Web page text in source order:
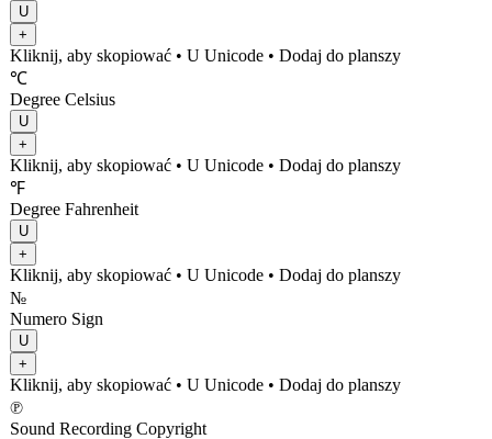
U
+
Kliknij, aby skopiować • U Unicode • Dodaj do planszy
℃
Degree Celsius
U
+
Kliknij, aby skopiować • U Unicode • Dodaj do planszy
℉
Degree Fahrenheit
U
+
Kliknij, aby skopiować • U Unicode • Dodaj do planszy
№
Numero Sign
U
+
Kliknij, aby skopiować • U Unicode • Dodaj do planszy
℗
Sound Recording Copyright